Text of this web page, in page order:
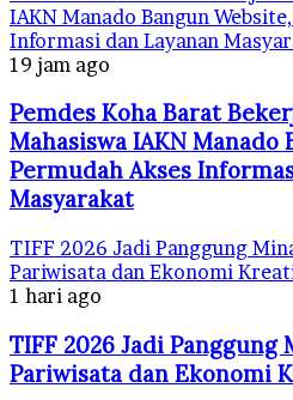
IAKN Manado Bangun
Informasi dan Layanan
19 jam ago
Pemdes Koha Barat
Mahasiswa IAKN Manado
Permudah Akses
Masyarakat
TIFF 2026 Jadi Panggung
Pariwisata dan Ekonomi
1 hari ago
TIFF 2026 Jadi Panggung
Pariwisata dan Ekonomi